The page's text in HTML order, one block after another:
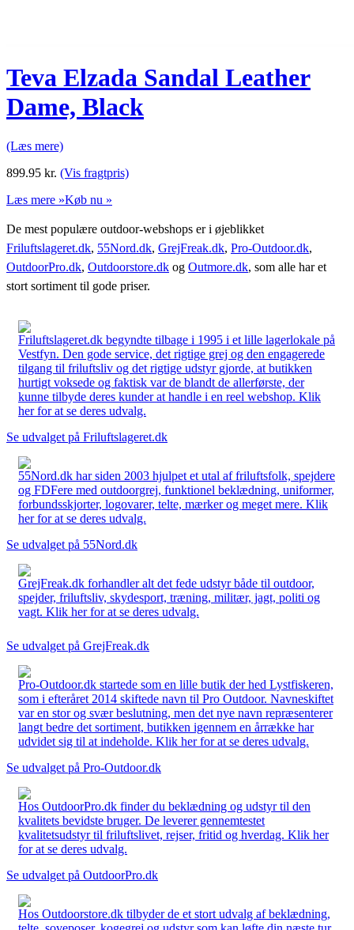
Teva Elzada Sandal Leather
Dame, Black
(Læs mere)
899.95 kr. (Vis fragtpris)
Læs mere »Køb nu »
De mest populære outdoor-webshops er i øjeblikket
Friluftslageret.dk, 55Nord.dk, GrejFreak.dk, Pro-Outdoor.dk,
OutdoorPro.dk, Outdoorstore.dk og Outmore.dk, som alle har et
stort sortiment til gode priser.
Friluftslageret.dk begyndte tilbage i 1995 i et lille lagerlokale på
Vestfyn. Den gode service, det rigtige grej og den engagerede
tilgang til friluftsliv og det rigtige udstyr gjorde, at butikken
hurtigt voksede og faktisk var de blandt de allerførste, der
kunne tilbyde deres kunder at handle i en reel webshop. Klik
her for at se deres udvalg.
Se udvalget på Friluftslageret.dk
55Nord.dk har siden 2003 hjulpet et utal af friluftsfolk, spejdere
og FDFere med outdoorgrej, funktionel beklædning, uniformer,
forbundsskjorter, logovarer, telte, mærker og meget mere. Klik
her for at se deres udvalg.
Se udvalget på 55Nord.dk
GrejFreak.dk forhandler alt det fede udstyr både til outdoor,
spejder, friluftsliv, skydesport, træning, militær, jagt, politi og
vagt. Klik her for at se deres udvalg.
Se udvalget på GrejFreak.dk
Pro-Outdoor.dk startede som en lille butik der hed Lystfiskeren,
som i efteråret 2014 skiftede navn til Pro Outdoor. Navneskiftet
var en stor og svær beslutning, men det nye navn repræsenterer
langt bedre det sortiment, butikken igennem en årrække har
udvidet sig til at indeholde. Klik her for at se deres udvalg.
Se udvalget på Pro-Outdoor.dk
Hos OutdoorPro.dk finder du beklædning og udstyr til den
kvalitets bevidste bruger. De leverer gennemtestet
kvalitetsudstyr til friluftslivet, rejser, fritid og hverdag. Klik her
for at se deres udvalg.
Se udvalget på OutdoorPro.dk
Hos Outdoorstore.dk tilbyder de et stort udvalg af beklædning,